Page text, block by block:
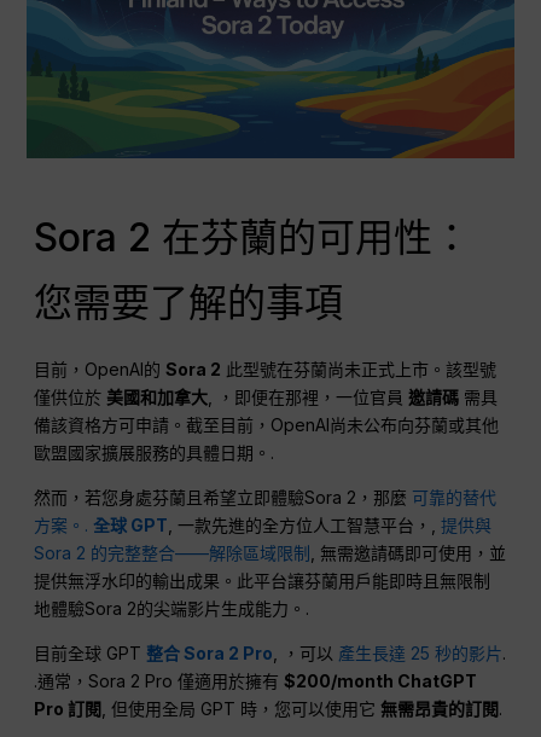
Sora 2 在芬蘭的可用性：
您需要了解的事項
目前，OpenAI的Sora 2 此型號在芬蘭尚未正式上市。該型號
僅供位於 美國和加拿大 , ，即便在那裡，一位官員邀請碼 需具
備該資格方可申請。截至目前，OpenAI尚未公布向芬蘭或其他
歐盟國家擴展服務的具體日期。.
然而，若您身處芬蘭且希望立即體驗Sora 2，那麼 可靠的替代
方案。. 全球 GPT , 一款先進的全方位人工智慧平台，,提供與
Sora 2 的完整整合——解除區域限制
, 無需邀請碼即可使用，並
提供無浮水印的輸出成果。此平台讓芬蘭用戶能即時且無限制
地體驗Sora 2的尖端影片生成能力。.
目前全球 GPT 整合 Sora 2 Pro, ，可以 產生長達 25 秒的影片.
.通常，Sora 2 Pro 僅適用於擁有$200/month ChatGPT
Pro 訂閱, 但使用全局 GPT 時，您可以使用它無需昂貴的訂閱.